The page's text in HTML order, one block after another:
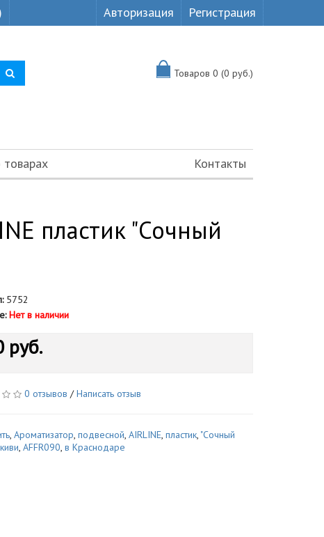
Авторизация Регистрация
Товаров 0 (0 руб.)
Контакты
пластик "Сочный
5752
Нет в наличии
руб.
0 отзывов /Написать отзыв
,Ароматизатор,подвесной,AIRLINE,пластик, "Сочный
киви,AFFR090,в Краснодаре